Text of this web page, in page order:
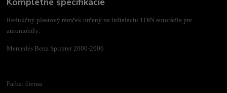
Redukčný plastový rámček určený na inštaláciu 1DIN autorádia pre
automobily:
Mercedes Benz Sprinter 2000-2006
Farba: čierna